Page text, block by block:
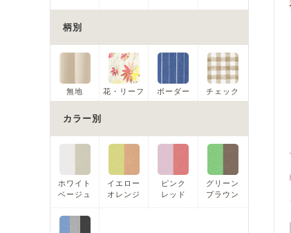
柄別
無地 花・リーフ ボーダー チェック
カラー別
ホワイト
ベージュ
イエロー
オレンジ
ピンク
レッド
グリーン
ブラウン